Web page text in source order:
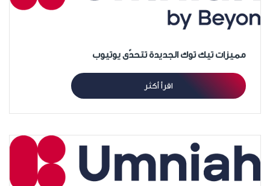
مميزات تيك توك الجديدة تتحدّى يوتيوب
اقرأ أكثر